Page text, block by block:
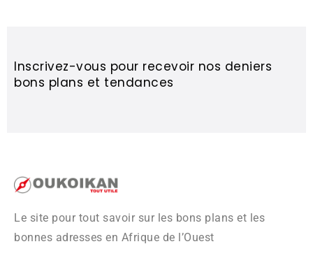
Inscrivez-vous pour recevoir nos deniers
bons plans et tendances
Le site pour tout savoir sur les bons plans et les
bonnes adresses en Afrique de l’Ouest